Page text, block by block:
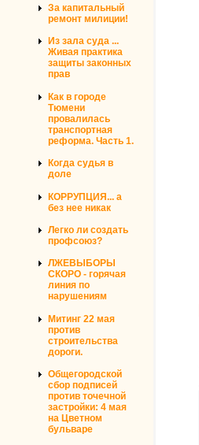
За капитальный
ремонт милиции!
Из зала суда ...
Живая практика
защиты законных
прав
Как в городе
Тюмени
провалилась
транспортная
реформа. Часть 1.
Когда судья в
доле
КОРРУПЦИЯ... а
без нее никак
Легко ли создать
профсоюз?
ЛЖЕВЫБОРЫ
СКОРО - горячая
линия по
нарушениям
Митинг 22 мая
против
строительства
дороги.
Общегородской
сбор подписей
против точечной
застройки: 4 мая
на Цветном
бульваре